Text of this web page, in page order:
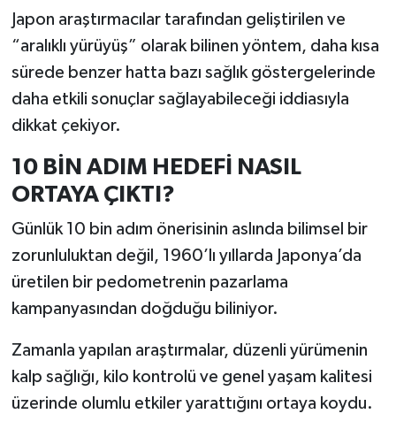
Japon araştırmacılar tarafından geliştirilen ve
“aralıklı yürüyüş” olarak bilinen yöntem, daha kısa
sürede benzer hatta bazı sağlık göstergelerinde
daha etkili sonuçlar sağlayabileceği iddiasıyla
dikkat çekiyor.
10 BİN ADIM HEDEFİ NASIL
ORTAYA ÇIKTI?
Günlük 10 bin adım önerisinin aslında bilimsel bir
zorunluluktan değil, 1960’lı yıllarda Japonya’da
üretilen bir pedometrenin pazarlama
kampanyasından doğduğu biliniyor.
Zamanla yapılan araştırmalar, düzenli yürümenin
kalp sağlığı, kilo kontrolü ve genel yaşam kalitesi
üzerinde olumlu etkiler yarattığını ortaya koydu.
Köşe Yazıları
Kültür Sanat
Kütahya
Magazin
Pazarlar
Politika
Resmi İlan
Rüya Tabirleri